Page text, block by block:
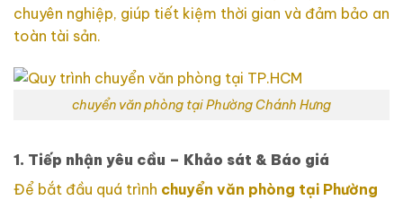
chuyên nghiệp, giúp tiết kiệm thời gian và đảm bảo an
toàn tài sản.
chuyển văn phòng tại Phường Chánh Hưng
1. Tiếp nhận yêu cầu – Khảo sát & Báo giá
Để bắt đầu quá trình chuyển văn phòng tại Phường